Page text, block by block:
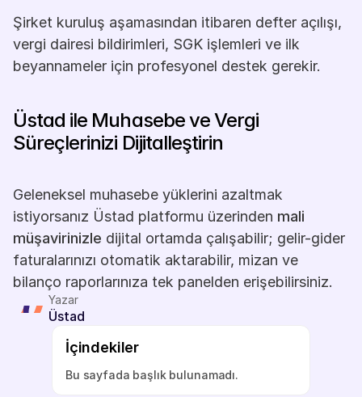
Şirket kuruluş aşamasından itibaren defter açılışı,
vergi dairesi bildirimleri, SGK işlemleri ve ilk
beyannameler için profesyonel destek gerekir.
Üstad ile Muhasebe ve Vergi
Süreçlerinizi Dijitalleştirin
Geleneksel muhasebe yüklerini azaltmak
istiyorsanız Üstad platformu üzerinden mali
müşavirinizle dijital ortamda çalışabilir; gelir-gider
faturalarınızı otomatik aktarabilir, mizan ve
bilanço raporlarınıza tek panelden erişebilirsiniz.
Yazar
Üstad
İçindekiler
Bu sayfada başlık bulunamadı.